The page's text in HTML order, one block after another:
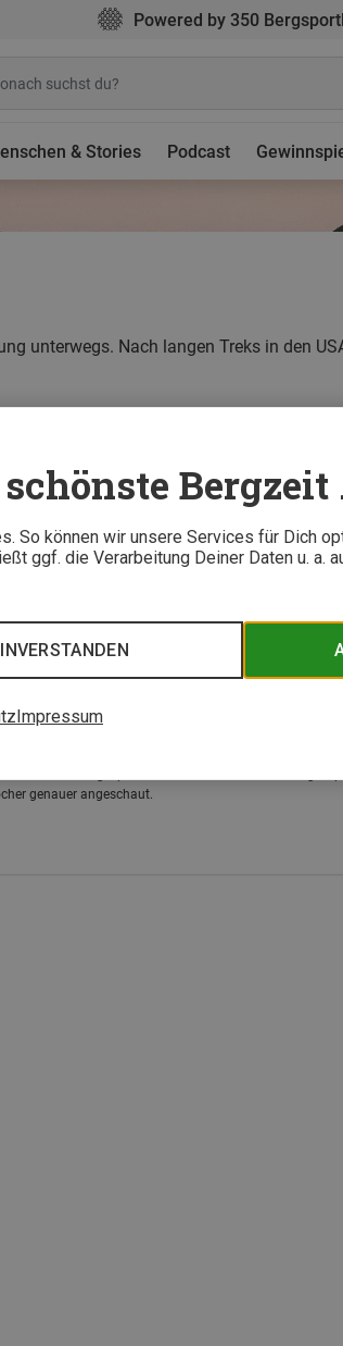
Bergzeit
So können wir unsere Services für Dich
ggf. die Verarbeitung Deiner Daten u. a.
Impressum
Powered by 350
& Stories Podcast
unterwegs. Nach langen Treks in den
Distance Zelt im Test
Black Diamond an minimalistische Trekker und
2 im Test
genauer angeschaut.